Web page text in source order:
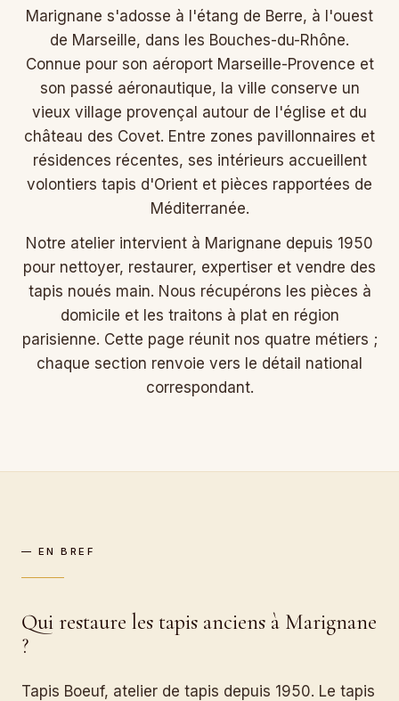
Marignane s'adosse à l'étang de Berre, à l'ouest
de Marseille, dans les Bouches-du-Rhône.
Connue pour son aéroport Marseille-Provence et
son passé aéronautique, la ville conserve un
vieux village provençal autour de l'église et du
château des Covet. Entre zones pavillonnaires et
résidences récentes, ses intérieurs accueillent
volontiers tapis d'Orient et pièces rapportées de
Méditerranée.
Notre atelier intervient à Marignane depuis 1950
pour nettoyer, restaurer, expertiser et vendre des
tapis noués main. Nous récupérons les pièces à
domicile et les traitons à plat en région
parisienne. Cette page réunit nos quatre métiers ;
chaque section renvoie vers le détail national
correspondant.
— EN BREF
Qui restaure les tapis anciens à Marignane
?
Tapis Boeuf, atelier de tapis depuis 1950. Le tapis